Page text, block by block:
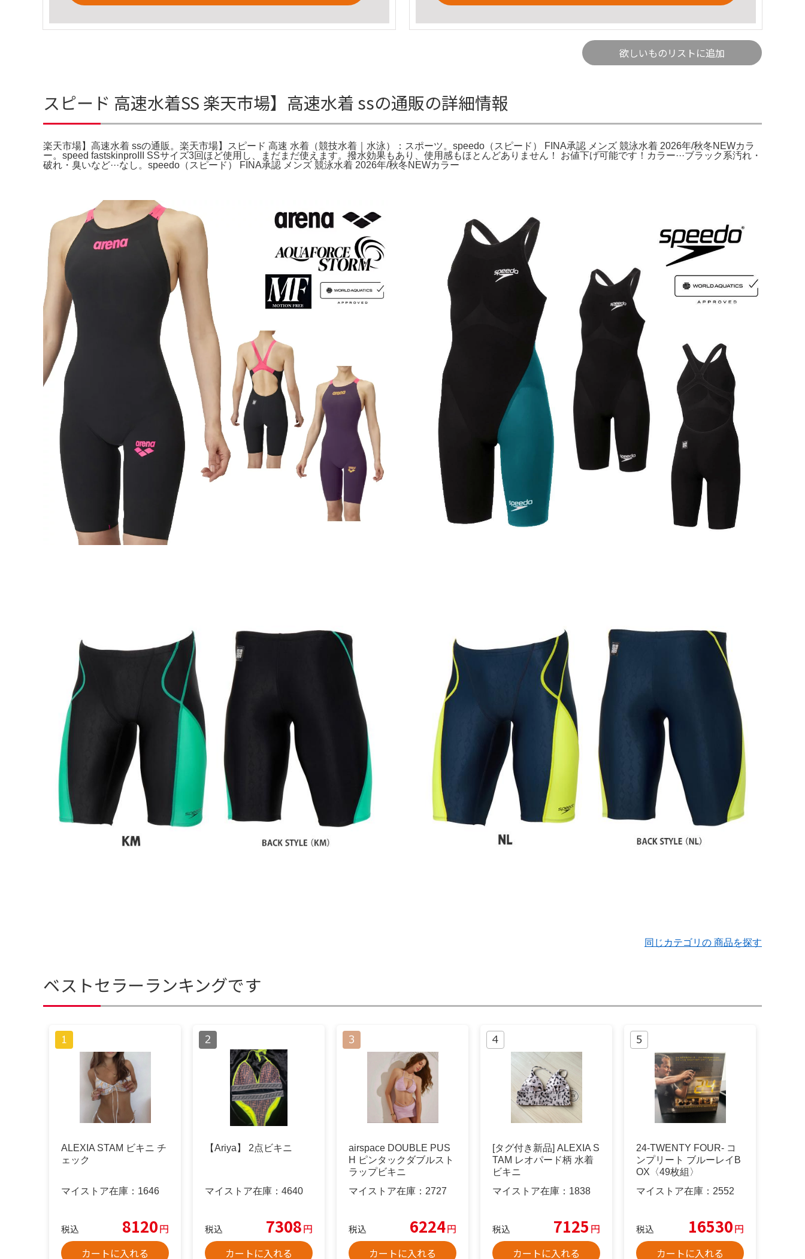
欲しいものリストに追加
スピード 高速水着SS 楽天市場】高速水着 ssの通販の詳細情報
楽天市場】高速水着 ssの通販。楽天市場】スピード 高速 水着（競技水着｜水泳）：スポーツ。speedo（スピード） FINA承認 メンズ 競泳水着 2026年/秋冬NEWカラ
ー。speed fastskinproIII SSサイズ3回ほど使用し、まだまだ使えます。撥水効果もあり、使用感もほとんどありません！ お値下げ可能です！カラー···ブラック系汚れ・
破れ・臭いなど···なし。speedo（スピード） FINA承認 メンズ 競泳水着 2026年/秋冬NEWカラー
同じカテゴリの 商品を探す
ベストセラーランキングです
ALEXIA STAM ビキニ チ
ェック
マイストア在庫： 1646
税込 8120円
カートに入れる
【Ariya】 2点ビキニ
マイストア在庫： 4640
税込 7308円
カートに入れる
airspace DOUBLE PUS
H ピンタックダブルスト
ラップビキニ
マイストア在庫： 2727
税込 6224円
カートに入れる
[タグ付き新品] ALEXIA S
TAM レオパード柄 水着
ビキニ
マイストア在庫： 1838
税込 7125 円
カートに入れる
24-TWENTY FOUR- コ
ンプリート ブルーレイB
OX〈49枚組〉
マイストア在庫： 2552
税込 16530円
カートに入れる